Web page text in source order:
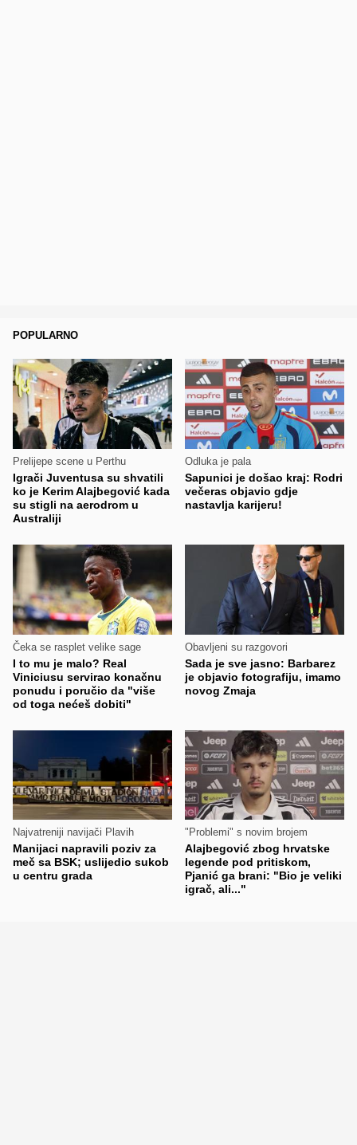
POPULARNO
Prelijepe scene u Perthu
Igrači Juventusa su shvatili
ko je Kerim Alajbegović kada
su stigli na aerodrom u
Australiji
Odluka je pala
Sapunici je došao kraj: Rodri
večeras objavio gdje
nastavlja karijeru!
Čeka se rasplet velike sage
I to mu je malo? Real
Viniciusu servirao konačnu
ponudu i poručio da "više
od toga nećeš dobiti"
Obavljeni su razgovori
Sada je sve jasno: Barbarez
je objavio fotografiju, imamo
novog Zmaja
Najvatreniji navijači Plavih
Manijaci napravili poziv za
meč sa BSK; uslijedio sukob
u centru grada
"Problemi" s novim brojem
Alajbegović zbog hrvatske
legende pod pritiskom,
Pjanić ga brani: "Bio je veliki
igrač, ali..."